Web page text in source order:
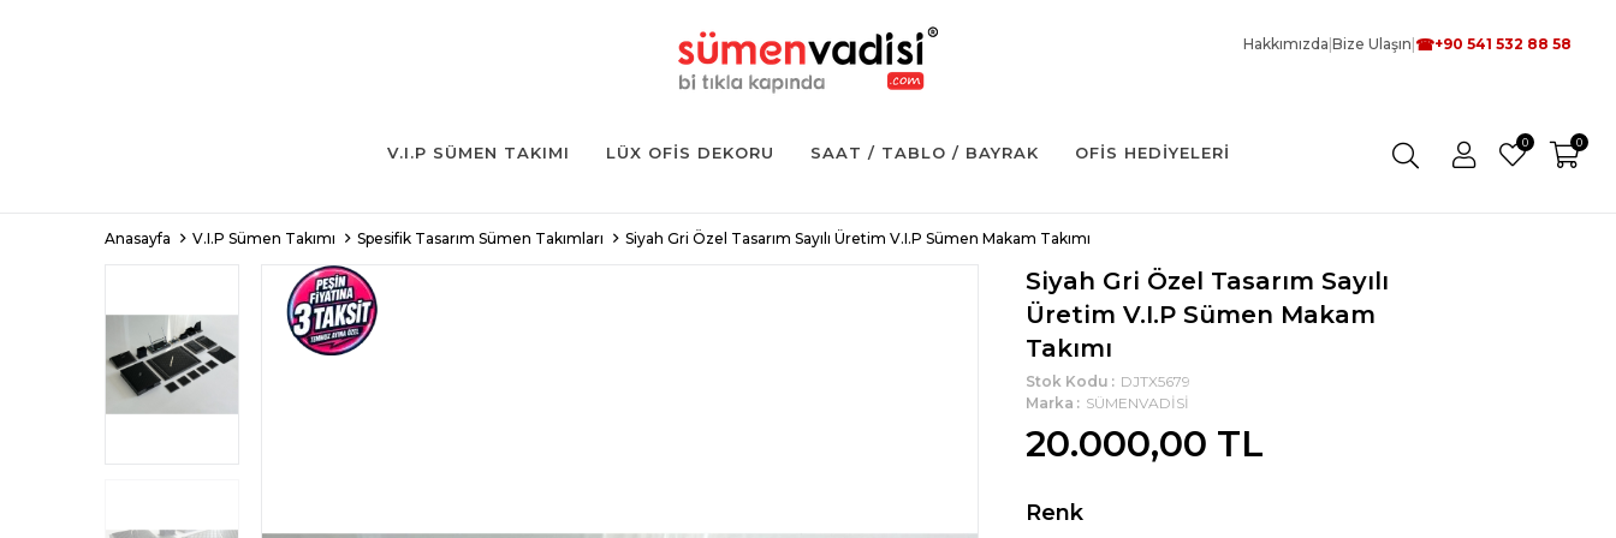
V.I.P SÜMEN TAKIMI LÜX OFIS DEKORU SAAT / TABLO / BAYRAK OFIS HEDIYELERI
0 0
Anasayfa V.I.P Sümen Takımı Spesifik Tasarım Sümen Takımları Siyah Gri Özel Tasarım Sayılı Üretim V.I.P Sümen Makam Takımı
Siyah Gri Özel Tasarım Sayılı
Üretim V.I.P Sümen Makam
Takımı
Stok Kodu
DJTX5679
Marka
SÜMENVADİSİ
20.000,00 TL
Renk
Hakkımızda Bize Ulaşın ☎+90 541 532 88 58